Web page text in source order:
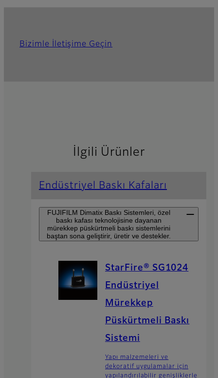
Bizimle İletişime Geçin
İlgili Ürünler
Endüstriyel Baskı Kafaları
FUJIFILM Dimatix Baskı Sistemleri, özel
baskı kafası teknolojisine dayanan
mürekkep püskürtmeli baskı sistemlerini
baştan sona geliştirir, üretir ve destekler.
StarFire® SG1024
Endüstriyel
Mürekkep
Püskürtmeli Baskı
Sistemi
Yapı malzemeleri ve
dekoratif uygulamalar için
yapılandırılabilir genişliklerle